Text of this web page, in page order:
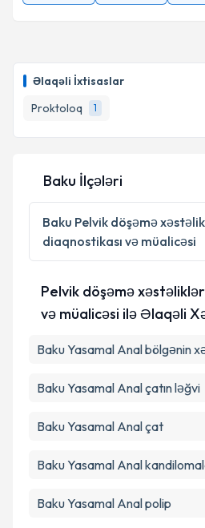
Əlaqəli İxtisaslar
Proktoloq
1
Baku İlçələri
Baku Pelvik döşəmə
diaqnostikası və müalicəsi
Pelvik döşəmə
və müalicəsi ilə Əlaqəli
Baku Yasamal Anal bölgənin
Baku Yasamal Anal çatın ləğvi
Baku Yasamal Anal çat
Baku Yasamal Anal
Baku Yasamal Anal polip